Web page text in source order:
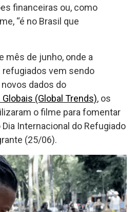
financeiras ou, como
“é no Brasil que
mês de junho, onde a
vem sendo
dados do
(Global Trends), os
o filme para fomentar
Internacional do Refugiado
(25/06).